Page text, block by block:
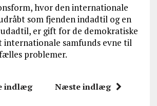
hvor den internationale
som fjenden indadtil og en
er gift for de demokratiske
samfunds evne til
problemer.
indlæg Næste indlæg